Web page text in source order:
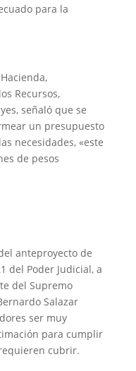
para la
Recursos,
señaló que se
un presupuesto
necesidades, «este
de pesos
anteproyecto de
del Poder Judicial, a
del Supremo
Salazar
ser muy
para cumplir
cubrir.